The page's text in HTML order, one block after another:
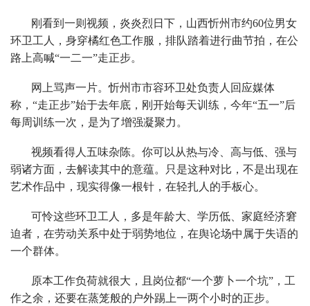
刚看到一则视频，炎炎烈日下，山西忻州市约60位男女
环卫工人，身穿橘红色工作服，排队踏着进行曲节拍，在公
路上高喊“一二一”走正步。
网上骂声一片。忻州市市容环卫处负责人回应媒体
称，“走正步”始于去年底，刚开始每天训练，今年“五一”后
每周训练一次，是为了增强凝聚力。
视频看得人五味杂陈。你可以从热与冷、高与低、强与
弱诸方面，去解读其中的意蕴。只是这种对比，不是出现在
艺术作品中，现实得像一根针，在轻扎人的手板心。
可怜这些环卫工人，多是年龄大、学历低、家庭经济窘
迫者，在劳动关系中处于弱势地位，在舆论场中属于失语的
一个群体。
原本工作负荷就很大，且岗位都“一个萝卜一个坑”，工
作之余，还要在蒸笼般的户外踢上一两个小时的正步。